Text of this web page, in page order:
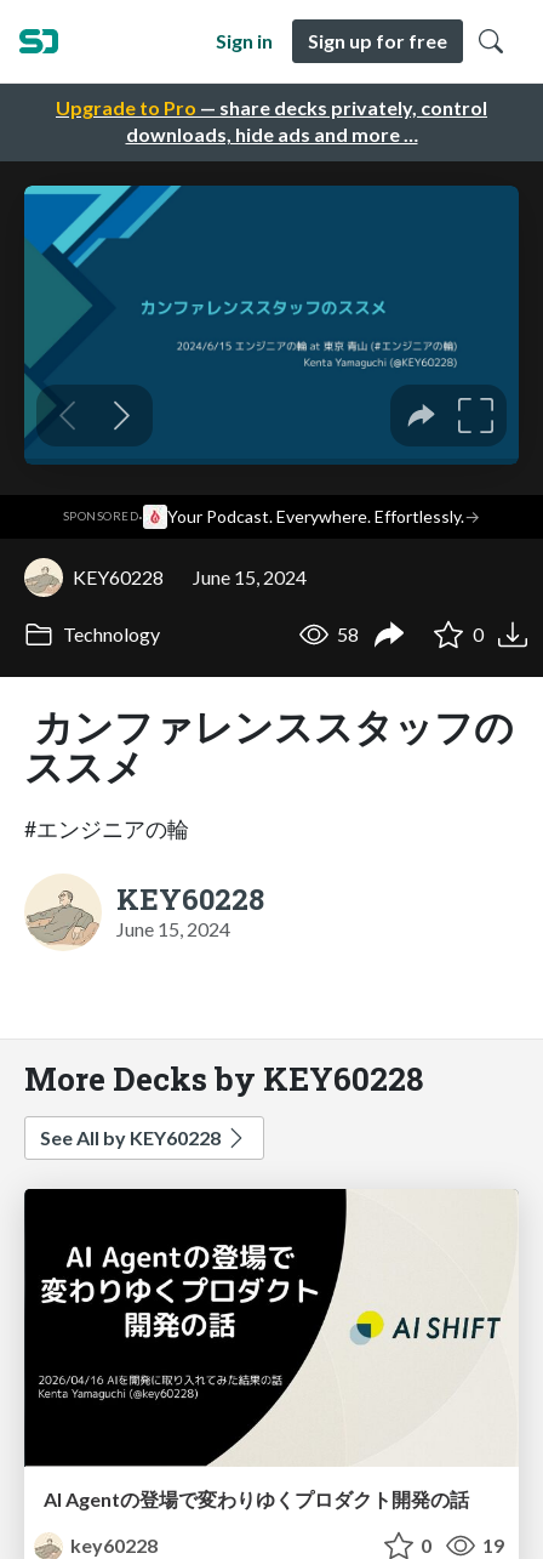
Upgrade to Pro — share decks privately, control
downloads, hide ads and more …
Sign in Sign up for free
SPONSORED· Your Podcast. Everywhere. Effortlessly.→
KEY60228 June 15, 2024
Technology 58 0
カンファレンススタッフの
ススメ
#エンジニアの輪
KEY60228
June 15, 2024
More Decks by KEY60228
See All by KEY60228
AI Agentの登場で変わりゆくプロダクト開発の話
key60228
0 19